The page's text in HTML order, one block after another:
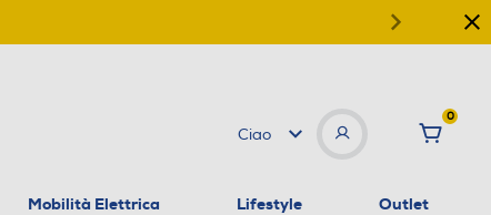
Ciao
0
Mobilità Elettrica Lifestyle Outlet